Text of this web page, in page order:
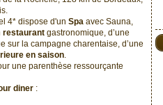
4* dispose d'un Spa avec Sauna,
restaurant gastronomique, d’une
sur la campagne charentaise, d’une
en saison.
une parenthèse ressourçante
diner :